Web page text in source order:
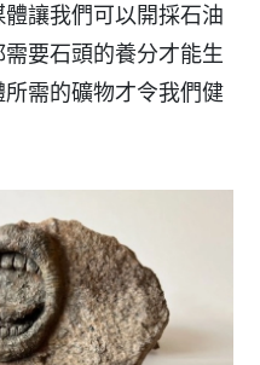
讓我們可以開採石油
要石頭的養分才能生
需的礦物才令我們健